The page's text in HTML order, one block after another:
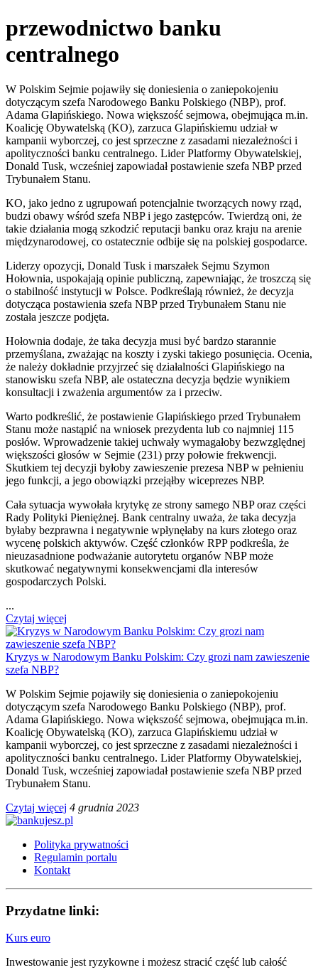
przewodnictwo banku
centralnego
W Polskim Sejmie pojawiły się doniesienia o zaniepokojeniu
dotyczącym szefa Narodowego Banku Polskiego (NBP), prof.
Adama Glapińskiego. Nowa większość sejmowa, obejmująca m.in.
Koalicję Obywatelską (KO), zarzuca Glapińskiemu udział w
kampanii wyborczej, co jest sprzeczne z zasadami niezależności i
apolityczności banku centralnego. Lider Platformy Obywatelskiej,
Donald Tusk, wcześniej zapowiadał postawienie szefa NBP przed
Trybunałem Stanu.
KO, jako jedno z ugrupowań potencjalnie tworzących nowy rząd,
budzi obawy wśród szefa NBP i jego zastępców. Twierdzą oni, że
takie działania mogą szkodzić reputacji banku oraz kraju na arenie
międzynarodowej, co ostatecznie odbije się na polskiej gospodarce.
Liderzy opozycji, Donald Tusk i marszałek Sejmu Szymon
Hołownia, uspokajają opinie publiczną, zapewniając, że troszczą się
o stabilność instytucji w Polsce. Podkreślają również, że decyzja
dotycząca postawienia szefa NBP przed Trybunałem Stanu nie
została jeszcze podjęta.
Hołownia dodaje, że taka decyzja musi być bardzo starannie
przemyślana, zważając na koszty i zyski takiego posunięcia. Ocenia,
że należy dokładnie przyjrzeć się działalności Glapińskiego na
stanowisku szefa NBP, ale ostateczna decyzja będzie wynikiem
konsultacji i zważenia argumentów za i przeciw.
Warto podkreślić, że postawienie Glapińskiego przed Trybunałem
Stanu może nastąpić na wniosek prezydenta lub co najmniej 115
posłów. Wprowadzenie takiej uchwały wymagałoby bezwzględnej
większości głosów w Sejmie (231) przy połowie frekwencji.
Skutkiem tej decyzji byłoby zawieszenie prezesa NBP w pełnieniu
jego funkcji, a jego obowiązki przejąłby wiceprezes NBP.
Cała sytuacja wywołała krytykę ze strony samego NBP oraz części
Rady Polityki Pieniężnej. Bank centralny uważa, że taka decyzja
byłaby bezprawna i negatywnie wpłynęłaby na kurs złotego oraz
wycenę polskich aktywów. Część członków RPP podkreśla, że
nieuzasadnione podważanie autorytetu organów NBP może
skutkować negatywnymi konsekwencjami dla interesów
gospodarczych Polski.
...
Czytaj więcej
Kryzys w Narodowym Banku Polskim: Czy grozi nam zawieszenie
szefa NBP?
W Polskim Sejmie pojawiły się doniesienia o zaniepokojeniu
dotyczącym szefa Narodowego Banku Polskiego (NBP), prof.
Adama Glapińskiego. Nowa większość sejmowa, obejmująca m.in.
Koalicję Obywatelską (KO), zarzuca Glapińskiemu udział w
kampanii wyborczej, co jest sprzeczne z zasadami niezależności i
apolityczności banku centralnego. Lider Platformy Obywatelskiej,
Donald Tusk, wcześniej zapowiadał postawienie szefa NBP przed
Trybunałem Stanu.
Czytaj więcej 4 grudnia 2023
Polityka prywatności
Regulamin portalu
Kontakt
Przydatne linki:
Kurs euro
Inwestowanie jest ryzykowne i możesz stracić część lub całość